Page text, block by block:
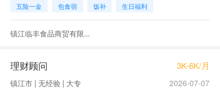
五险一金 包食宿 饭补 生日福利
镇江临丰食品商贸有限...
理财顾问 3K-6K/月
镇江市 | 无经验 | 大专 2026-07-07